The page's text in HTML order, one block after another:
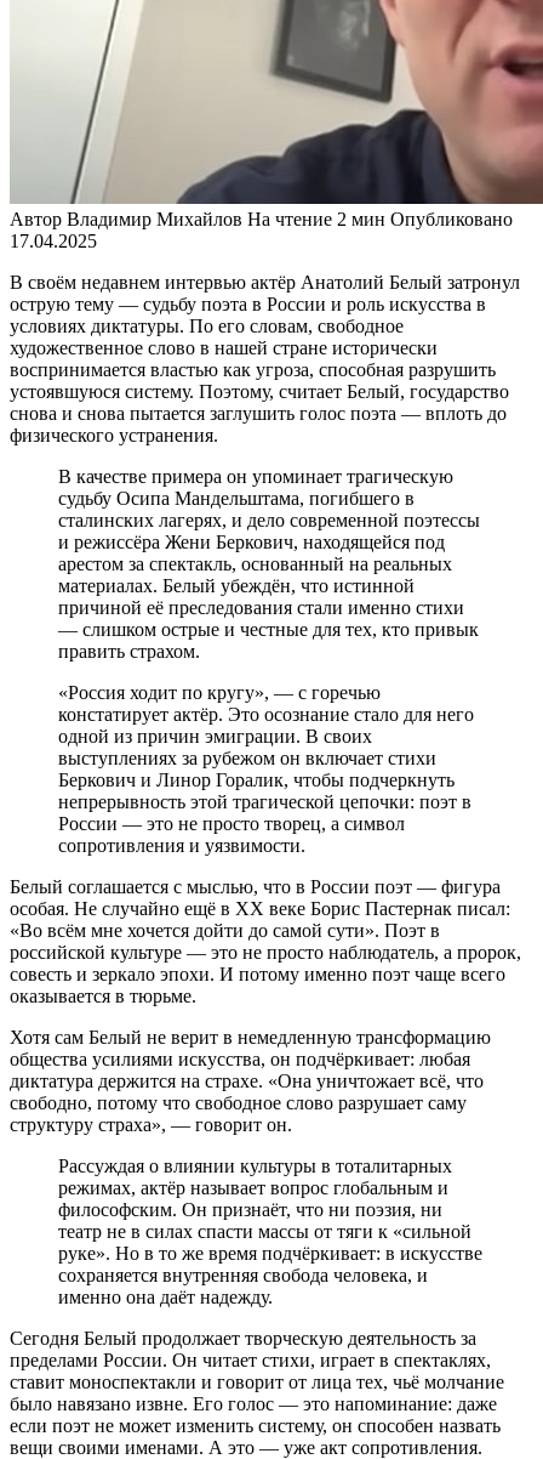
Автор Владимир Михайлов На чтение 2 мин Опубликовано
17.04.2025
В своём недавнем интервью актёр Анатолий Белый затронул
острую тему — судьбу поэта в России и роль искусства в
условиях диктатуры. По его словам, свободное
художественное слово в нашей стране исторически
воспринимается властью как угроза, способная разрушить
устоявшуюся систему. Поэтому, считает Белый, государство
снова и снова пытается заглушить голос поэта — вплоть до
физического устранения.
В качестве примера он упоминает трагическую
судьбу Осипа Мандельштама, погибшего в
сталинских лагерях, и дело современной поэтессы
и режиссёра Жени Беркович, находящейся под
арестом за спектакль, основанный на реальных
материалах. Белый убеждён, что истинной
причиной её преследования стали именно стихи
— слишком острые и честные для тех, кто привык
править страхом.
«Россия ходит по кругу», — с горечью
констатирует актёр. Это осознание стало для него
одной из причин эмиграции. В своих
выступлениях за рубежом он включает стихи
Беркович и Линор Горалик, чтобы подчеркнуть
непрерывность этой трагической цепочки: поэт в
России — это не просто творец, а символ
сопротивления и уязвимости.
Белый соглашается с мыслью, что в России поэт — фигура
особая. Не случайно ещё в XX веке Борис Пастернак писал:
«Во всём мне хочется дойти до самой сути». Поэт в
российской культуре — это не просто наблюдатель, а пророк,
совесть и зеркало эпохи. И потому именно поэт чаще всего
оказывается в тюрьме.
Хотя сам Белый не верит в немедленную трансформацию
общества усилиями искусства, он подчёркивает: любая
диктатура держится на страхе. «Она уничтожает всё, что
свободно, потому что свободное слово разрушает саму
структуру страха», — говорит он.
Рассуждая о влиянии культуры в тоталитарных
режимах, актёр называет вопрос глобальным и
философским. Он признаёт, что ни поэзия, ни
театр не в силах спасти массы от тяги к «сильной
руке». Но в то же время подчёркивает: в искусстве
сохраняется внутренняя свобода человека, и
именно она даёт надежду.
Сегодня Белый продолжает творческую деятельность за
пределами России. Он читает стихи, играет в спектаклях,
ставит моноспектакли и говорит от лица тех, чьё молчание
было навязано извне. Его голос — это напоминание: даже
если поэт не может изменить систему, он способен назвать
вещи своими именами. А это — уже акт сопротивления.